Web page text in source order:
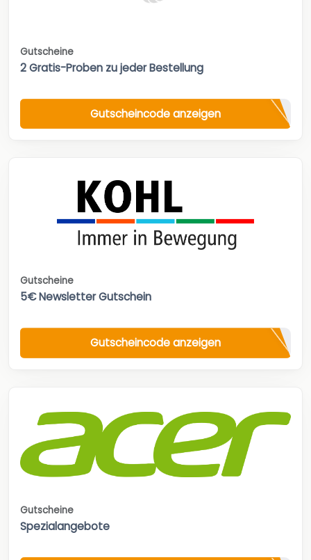
Gutscheine
2 Gratis-Proben zu jeder Bestellung
Gutscheincode anzeigen
Gutscheine
5€ Newsletter Gutschein
Gutscheincode anzeigen
Gutscheine
Spezialangebote